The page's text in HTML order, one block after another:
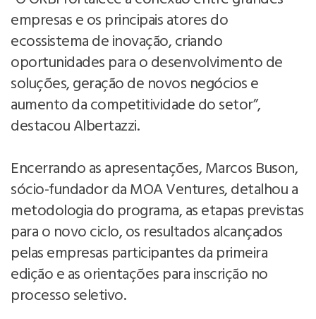
empresas e os principais atores do
ecossistema de inovação, criando
oportunidades para o desenvolvimento de
soluções, geração de novos negócios e
aumento da competitividade do setor”,
destacou Albertazzi.
Encerrando as apresentações, Marcos Buson,
sócio-fundador da MOA Ventures, detalhou a
metodologia do programa, as etapas previstas
para o novo ciclo, os resultados alcançados
pelas empresas participantes da primeira
edição e as orientações para inscrição no
processo seletivo.